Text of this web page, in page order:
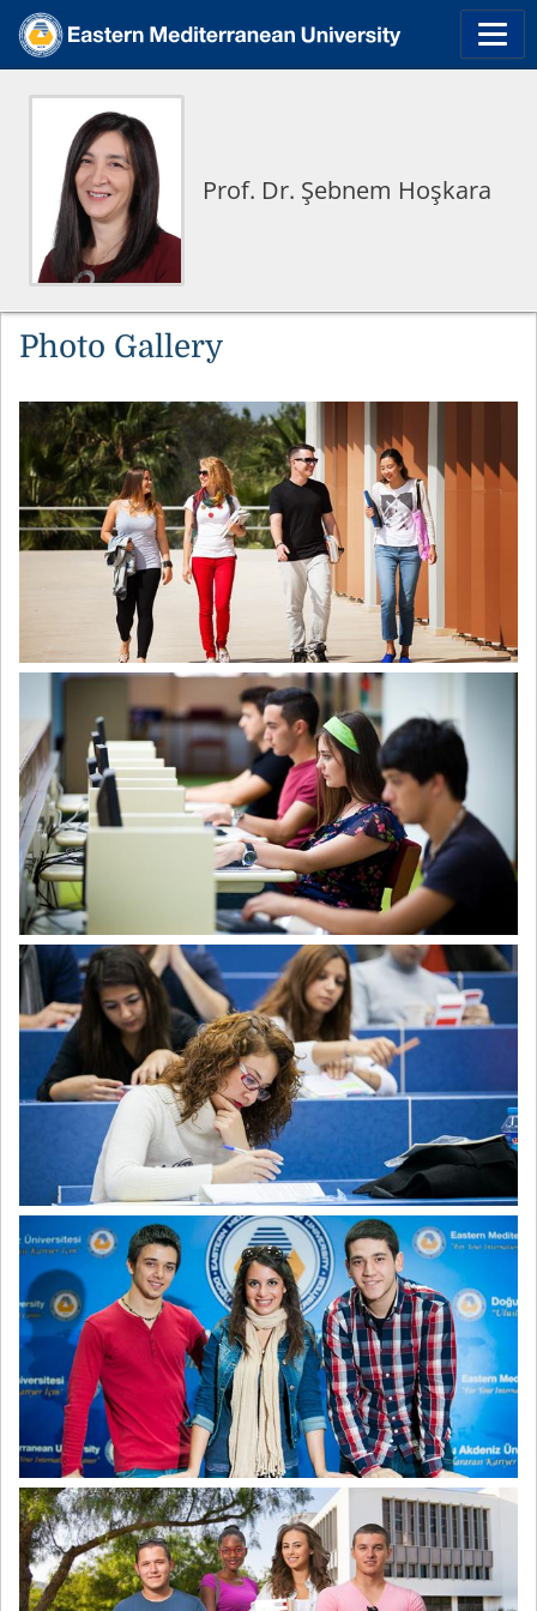
Prof. Dr. Şebnem Hoşkara
Photo Gallery